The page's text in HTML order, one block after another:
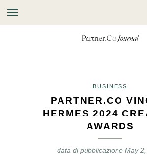
BUSINESS
PARTNER.CO
HERMES 2024
AWARDS
data di pubblicazione May